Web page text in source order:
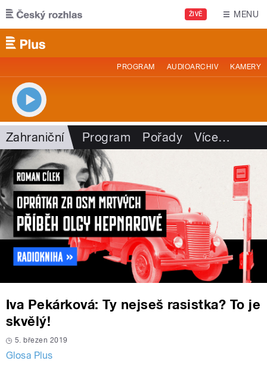
Přejít k hlavnímu obsahu
ŽIVĚ MENU
PROGRAM AUDIOARCHIV KAMERY
Zahraniční Program Pořady Více…
Iva Pekárková: Ty nejseš rasistka? To je
skvělý!
5. březen 2019
Glosa Plus